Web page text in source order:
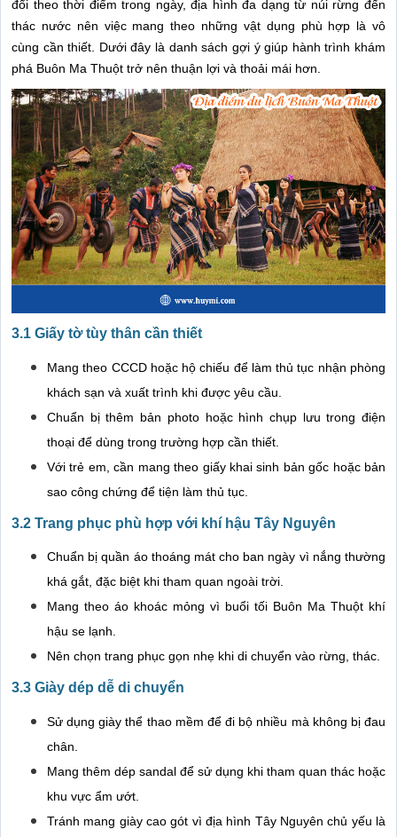
đổi theo thời điểm trong ngày, địa hình đa dạng từ núi rừng đến
thác nước nên việc mang theo những vật dụng phù hợp là vô
cùng cần thiết. Dưới đây là danh sách gợi ý giúp hành trình khám
phá Buôn Ma Thuột trở nên thuận lợi và thoải mái hơn.
3.1 Giấy tờ tùy thân cần thiết
Mang theo CCCD hoặc hộ chiếu để làm thủ tục nhận phòng
khách sạn và xuất trình khi được yêu cầu.
Chuẩn bị thêm bản photo hoặc hình chụp lưu trong điện
thoại để dùng trong trường hợp cần thiết.
Với trẻ em, cần mang theo giấy khai sinh bản gốc hoặc bản
sao công chứng để tiện làm thủ tục.
3.2 Trang phục phù hợp với khí hậu Tây Nguyên
Chuẩn bị quần áo thoáng mát cho ban ngày vì nắng thường
khá gắt, đặc biệt khi tham quan ngoài trời.
Mang theo áo khoác mỏng vì buổi tối Buôn Ma Thuột khí
hậu se lạnh.
Nên chọn trang phục gọn nhẹ khi di chuyển vào rừng, thác.
3.3 Giày dép dễ di chuyển
Sử dụng giày thể thao mềm để đi bộ nhiều mà không bị đau
chân.
Mang thêm dép sandal để sử dụng khi tham quan thác hoặc
khu vực ẩm ướt.
Tránh mang giày cao gót vì địa hình Tây Nguyên chủ yếu là